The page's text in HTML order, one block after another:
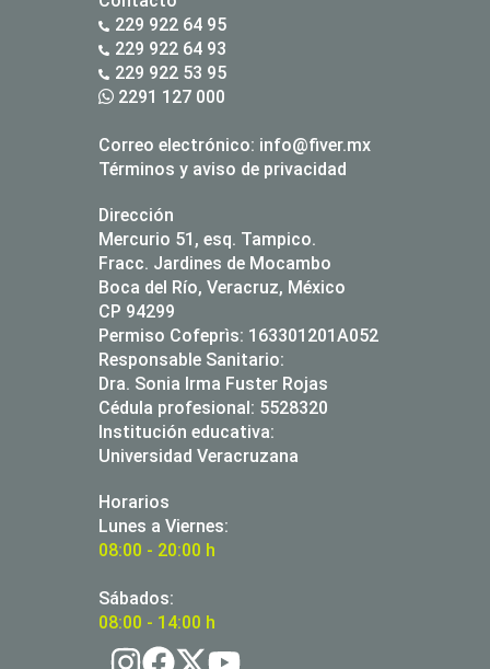
229 922 64 95
229 922 64 93
229 922 53 95
2291 127 000
Correo electrónico: info@fiver.mx
Términos y aviso de privacidad
Dirección
Mercurio 51, esq. Tampico.
Fracc. Jardines de Mocambo
Boca del Río, Veracruz, México
CP 94299
Permiso Cofeprìs: 163301201A052
Responsable Sanitario:
Dra. Sonia Irma Fuster Rojas
Cédula profesional: 5528320
Institución educativa:
Universidad Veracruzana
Horarios
Lunes a Viernes:
08:00 - 20:00 h
Sábados:
08:00 - 14:00 h